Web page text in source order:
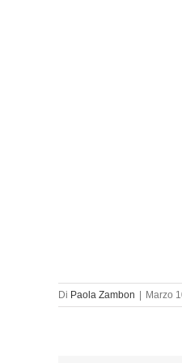
Di Paola Zambon | Marzo